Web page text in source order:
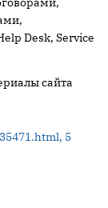
Desk, Service
сайта
5